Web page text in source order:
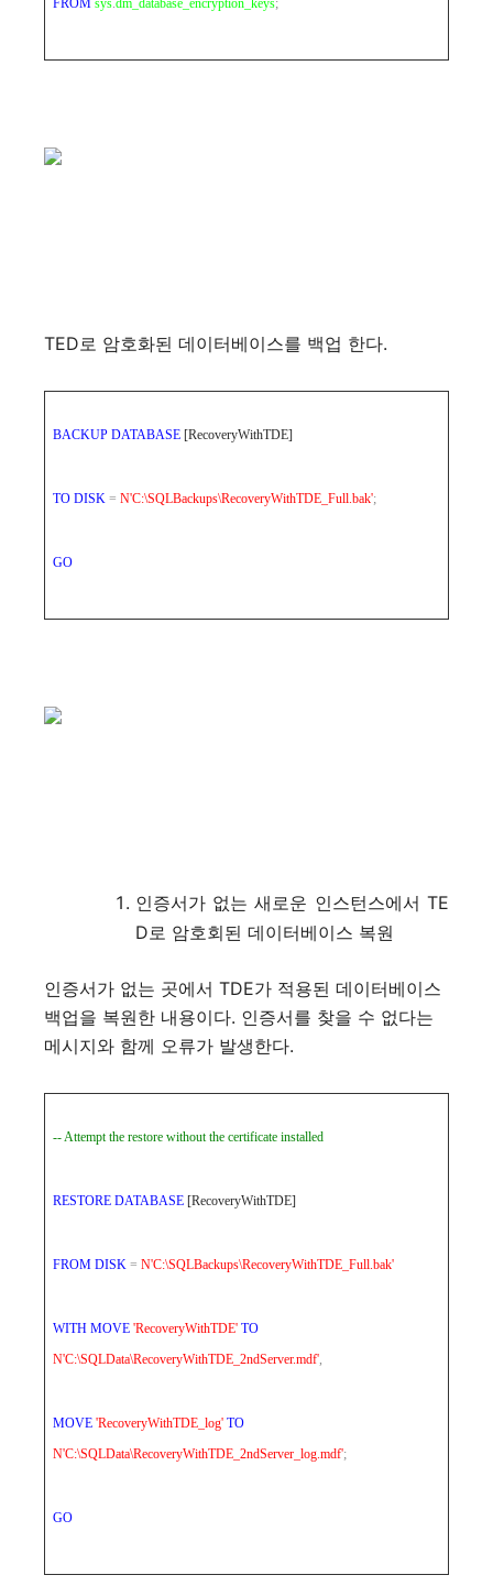
FROM sys.dm_database_encryption_keys;
TED로 암호화된 데이터베이스를 백업 한다.
BACKUP DATABASE [RecoveryWithTDE]
TO DISK = N'C:\SQLBackups\RecoveryWithTDE_Full.bak';
GO
인증서가 없는 새로운 인스턴스에서 TE
D로 암호회된 데이터베이스 복원
인증서가 없는 곳에서 TDE가 적용된 데이터베이스
백업을 복원한 내용이다. 인증서를 찾을 수 없다는
메시지와 함께 오류가 발생한다.
-- Attempt the restore without the certificate installed
RESTORE DATABASE [RecoveryWithTDE]
FROM DISK = N'C:\SQLBackups\RecoveryWithTDE_Full.bak'
WITH MOVE 'RecoveryWithTDE' TO
N'C:\SQLData\RecoveryWithTDE_2ndServer.mdf',
MOVE 'RecoveryWithTDE_log' TO
N'C:\SQLData\RecoveryWithTDE_2ndServer_log.mdf';
GO